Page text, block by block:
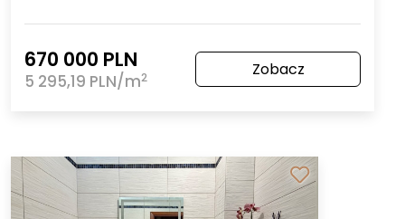
670 000 PLN
5 295,19 PLN/m2 Zobacz